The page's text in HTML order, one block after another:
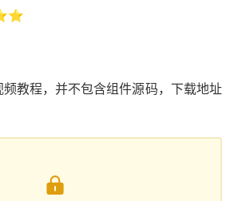
教程，并不包含组件源码，下载地址
